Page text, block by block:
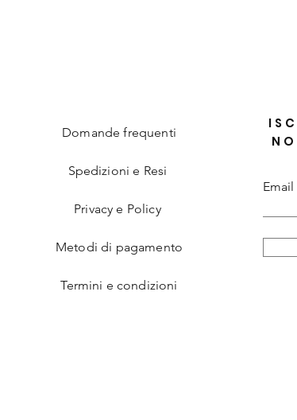
Domande frequenti
Spedizioni e Resi
Privacy e Policy
Metodi di pagamento
Termini e condizioni
Email